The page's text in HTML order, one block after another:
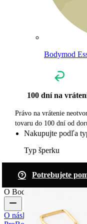
Bodymod
Kúp 4, zaplať
Nakupujte podľa
Typ šperku
100 dní na
Právo na vrátenie
tovaru do 100 dní od
Potrebujete
O Bodymod
O násBlog Podmienky a